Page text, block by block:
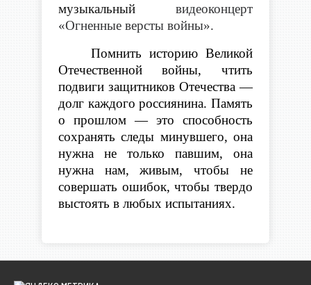
музыкальныйвидеоконцерт
«Огненные версты войны».
Помнить историю Великой
Отечественной войны, чтить
подвиги защитников Отечества —
долг каждого россиянина. Память
о прошлом — это способность
сохранять следы минувшего, она
нужна не только павшим, она
нужна нам, живым, чтобы не
совершать ошибок, чтобы твердо
выстоять в любых испытаниях.